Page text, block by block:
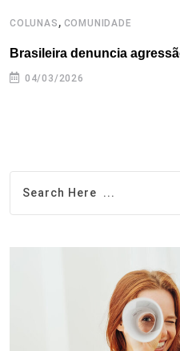
COLUNAS , COMUNIDADE
Brasileira denuncia
04/03/2026